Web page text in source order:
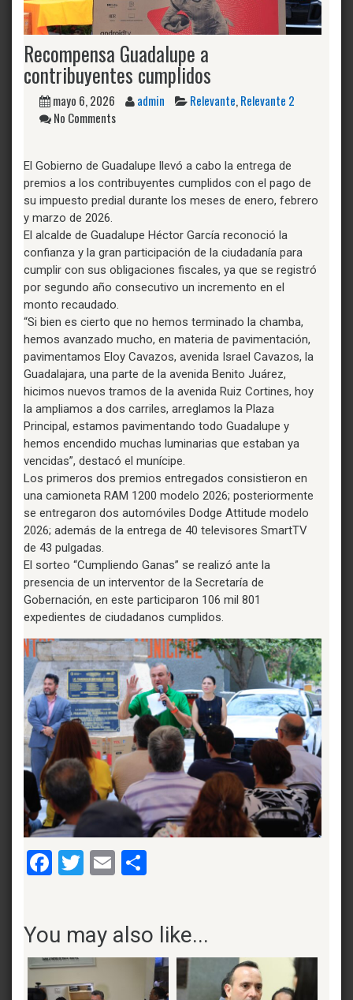
Recompensa Guadalupe a
contribuyentes cumplidos
mayo 6, 2026 admin Relevante,Relevante 2
No Comments
El Gobierno de Guadalupe llevó a cabo la entrega de
premios a los contribuyentes cumplidos con el pago de
su impuesto predial durante los meses de enero, febrero
y marzo de 2026.
El alcalde de Guadalupe Héctor García reconoció la
confianza y la gran participación de la ciudadanía para
cumplir con sus obligaciones fiscales, ya que se registró
por segundo año consecutivo un incremento en el
monto recaudado.
“Si bien es cierto que no hemos terminado la chamba,
hemos avanzado mucho, en materia de pavimentación,
pavimentamos Eloy Cavazos, avenida Israel Cavazos, la
Guadalajara, una parte de la avenida Benito Juárez,
hicimos nuevos tramos de la avenida Ruiz Cortines, hoy
la ampliamos a dos carriles, arreglamos la Plaza
Principal, estamos pavimentando todo Guadalupe y
hemos encendido muchas luminarias que estaban ya
vencidas”, destacó el munícipe.
Los primeros dos premios entregados consistieron en
una camioneta RAM 1200 modelo 2026; posteriormente
se entregaron dos automóviles Dodge Attitude modelo
2026; además de la entrega de 40 televisores SmartTV
de 43 pulgadas.
El sorteo “Cumpliendo Ganas” se realizó ante la
presencia de un interventor de la Secretaría de
Gobernación, en este participaron 106 mil 801
expedientes de ciudadanos cumplidos.
Facebook
Twitter
Email
You may also like...